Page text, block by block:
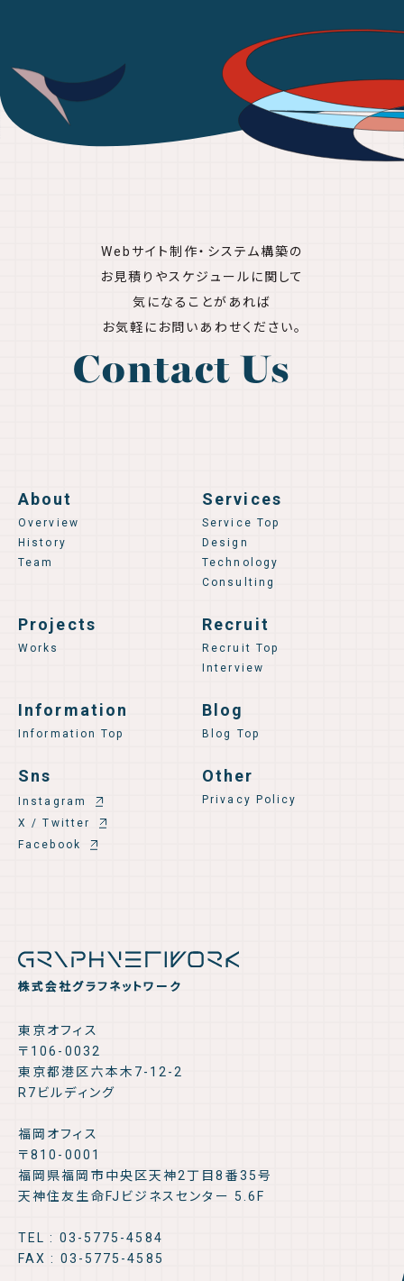
Webサイト制作・システム構築の
お見積りやスケジュールに関して
気になることがあれば
お気軽にお問いあわせください。
Contact Us
株式会社グラフネットワーク
東京オフィス
〒106-0032
東京都港区六本木7-12-2
R7ビルディング
福岡オフィス
〒810-0001
福岡県福岡市中央区天神2丁目8番35号
天神住友生命FJビジネスセンター 5.6F
TEL : 03-5775-4584
FAX : 03-5775-4585
About
Overview
History
Team
Services
Service Top
Design
Technology
Consulting
Projects
Works
Recruit
Recruit Top
Interview
Information
Information Top
Blog
Blog Top
Sns
Instagram
X / Twitter
Facebook
Other
Privacy Policy